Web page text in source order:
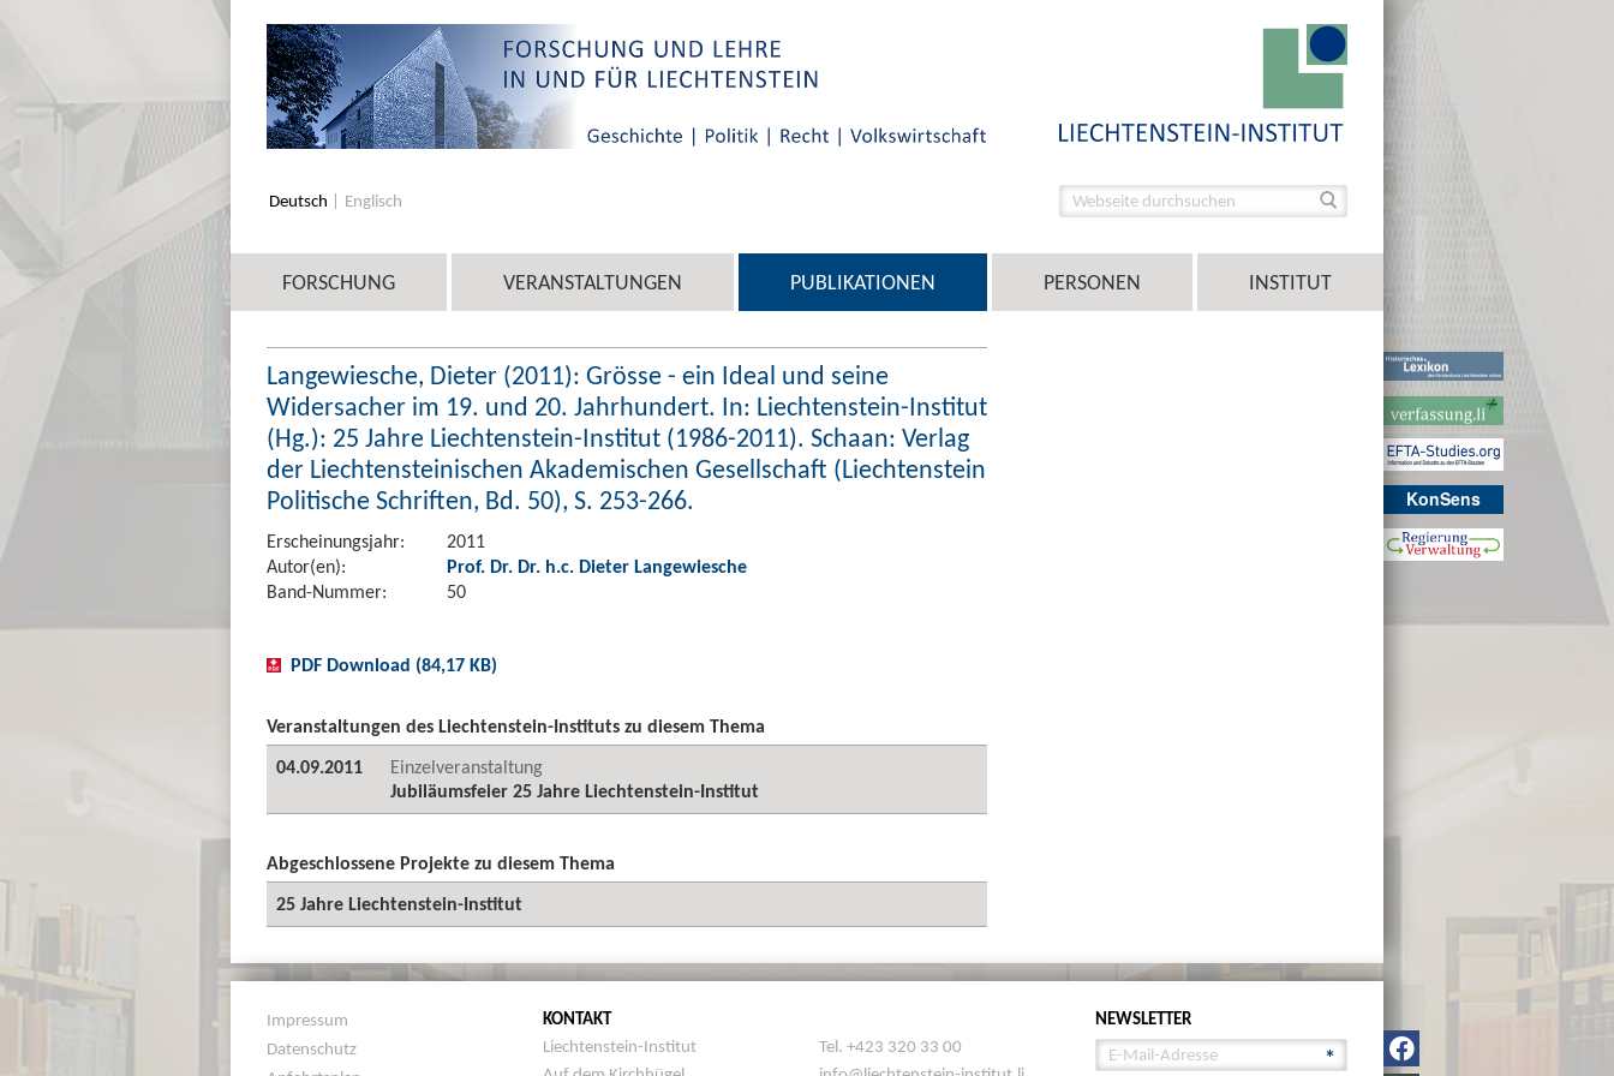
KonSens
Deutsch Englisch
FORSCHUNG VERANSTALTUNGEN PUBLIKATIONEN PERSONEN INSTITUT
Langewiesche, Dieter (2011): Grösse - ein Ideal und seine
Widersacher im 19. und 20. Jahrhundert. In: Liechtenstein-Institut
(Hg.): 25 Jahre Liechtenstein-Institut (1986-2011). Schaan: Verlag
der Liechtensteinischen Akademischen Gesellschaft (Liechtenstein
Politische Schriften, Bd. 50), S. 253-266.
Erscheinungsjahr:
2011
Autor(en):
Prof. Dr. Dr. h.c. Dieter Langewiesche
Band-Nummer:
50
PDF Download (84,17 KB)
Veranstaltungen des Liechtenstein-Instituts zu diesem Thema
04.09.2011
Einzelveranstaltung
Jubiläumsfeier 25 Jahre Liechtenstein-Institut
Abgeschlossene Projekte zu diesem Thema
25 Jahre Liechtenstein-Institut
Impressum
Datenschutz
KONTAKT
Liechtenstein-Institut
Tel. +423 320 33 00
NEWSLETTER